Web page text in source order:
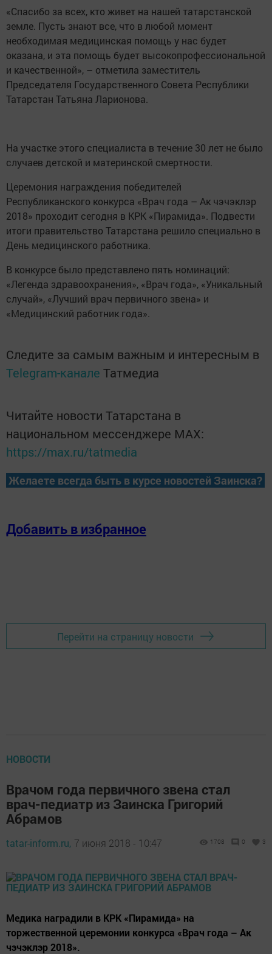
«Спасибо за всех, кто живет на нашей татарстанской
земле. Пусть знают все, что в любой момент
необходимая медицинская помощь у нас будет
оказана, и эта помощь будет высокопрофессиональной
и качественной», – отметила заместитель
Председателя Государственного Совета Республики
Татарстан Татьяна Ларионова.
На участке этого специалиста в течение 30 лет не было
случаев детской и материнской смертности.
Церемония награждения победителей
Республиканского конкурса «Врач года – Ак чэчэклэр
2018» проходит сегодня в КРК «Пирамида». Подвести
итоги правительство Татарстана решило специально в
День медицинского работника.
В конкурсе было представлено пять номинаций:
«Легенда здравоохранения», «Врач года», «Уникальный
случай», «Лучший врач первичного звена» и
«Медицинский работник года».
Следите за самым важным и интересным в
Telegram-канале Татмедиа
Читайте новости Татарстана в
национальном мессенджере MАХ:
https://max.ru/tatmedia
Желаете всегда быть в курсе новостей Заинска?
Добавить в избранное
Перейти на страницу новости
НОВОСТИ
Врачом года первичного звена стал
врач-педиатр из Заинска Григорий
Абрамов
tatar-inform.ru, 7 июня 2018 - 10:47 1708 0 3
Медика наградили в КРК «Пирамида» на
торжественной церемонии конкурса «Врач года – Ак
чэчэклэр 2018».